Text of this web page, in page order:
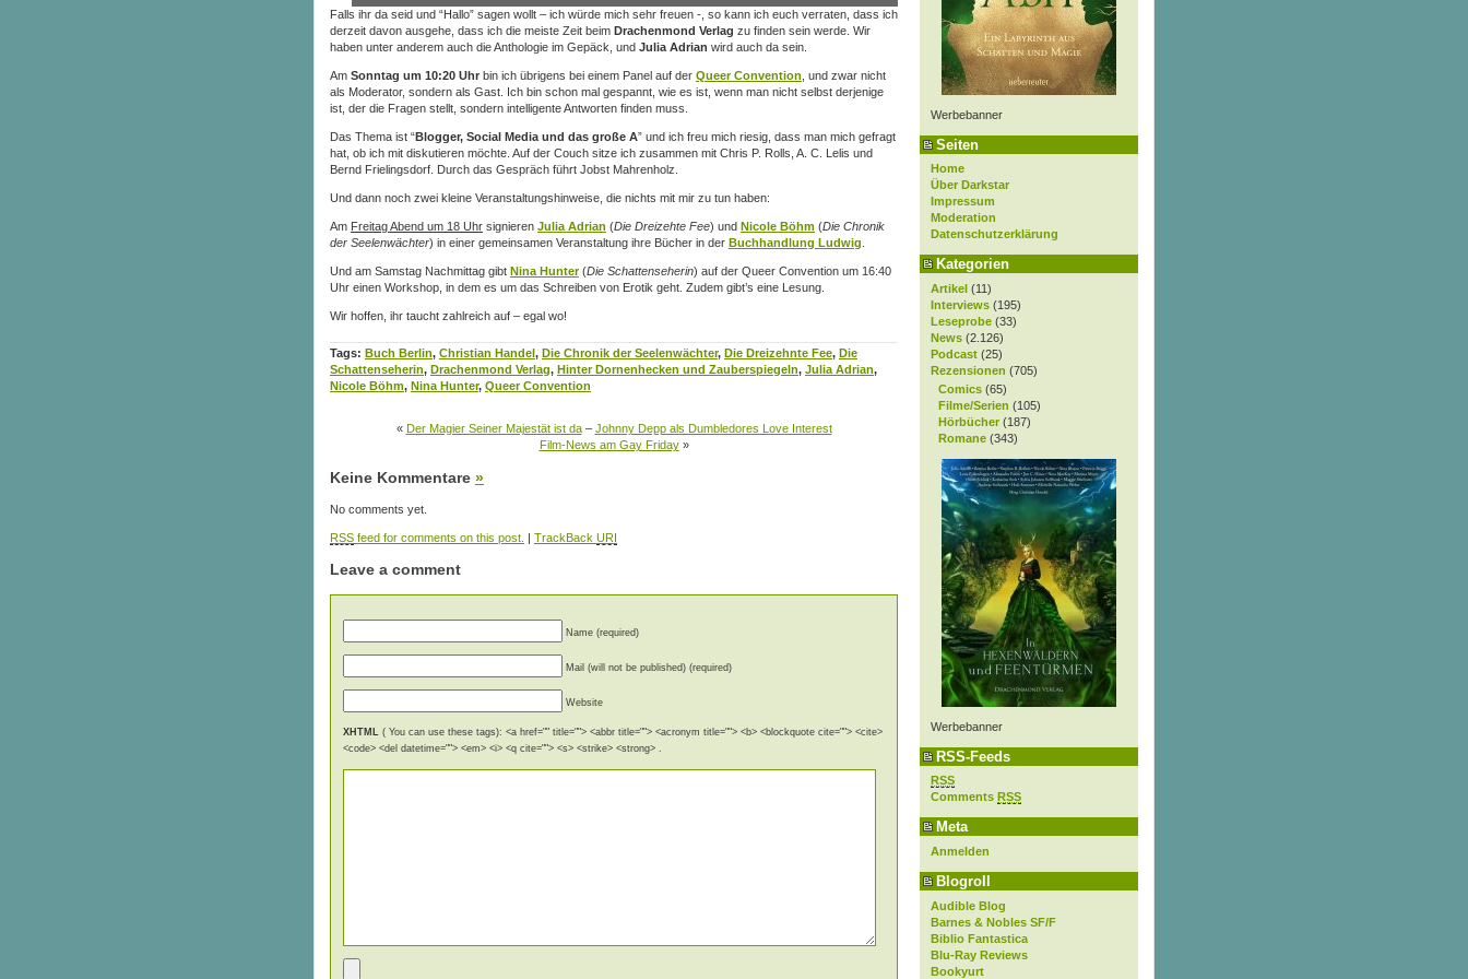
Werbebanner
Seiten
Home
Über Darkstar
Impressum
Moderation
Datenschutzerklärung
Kategorien
Artikel (11)
Interviews (195)
Leseprobe (33)
News (2.126)
Podcast (25)
Rezensionen (705)
Comics (65)
Filme/Serien (105)
Hörbücher (187)
Romane (343)
Werbebanner
RSS-Feeds
RSS
Comments RSS
Meta
Anmelden
Blogroll
Audible Blog
Barnes & Nobles SF/F
Biblio Fantastica
Blu-Ray Reviews
Bookyurt
Falls ihr da seid und “Hallo” sagen wollt – ich würde mich sehr freuen -, so kann ich euch verraten, dass ich
derzeit davon ausgehe, dass ich die meiste Zeit beim Drachenmond Verlag zu finden sein werde. Wir
haben unter anderem auch die Anthologie im Gepäck, und Julia Adrian wird auch da sein.
Am Sonntag um 10:20 Uhr bin ich übrigens bei einem Panel auf der Queer Convention , und zwar nicht
als Moderator, sondern als Gast. Ich bin schon mal gespannt, wie es ist, wenn man nicht selbst derjenige
ist, der die Fragen stellt, sondern intelligente Antworten finden muss.
Das Thema ist “Blogger, Social Media und das große A” und ich freu mich riesig, dass man mich gefragt
hat, ob ich mit diskutieren möchte. Auf der Couch sitze ich zusammen mit Chris P. Rolls, A. C. Lelis und
Bernd Frielingsdorf. Durch das Gespräch führt Jobst Mahrenholz.
Und dann noch zwei kleine Veranstaltungshinweise, die nichts mit mir zu tun haben:
Am Freitag Abend um 18 Uhr signieren Julia Adrian (Die Dreizehte Fee) und Nicole Böhm (Die Chronik
der Seelenwächter) in einer gemeinsamen Veranstaltung ihre Bücher in der Buchhandlung Ludwig
Und am Samstag Nachmittag gibt Nina Hunter(Die Schattenseherin) auf der Queer Convention um 16:40
Uhr einen Workshop, in dem es um das Schreiben von Erotik geht. Zudem gibt’s eine Lesung.
Wir hoffen, ihr taucht zahlreich auf – egal wo!
Tags: Buch Berlin, Christian Handel , Die Chronik der Seelenwächter, Die Dreizehnte Fee, Die
Schattenseherin, Drachenmond Verlag, Hinter Dornenhecken und Zauberspiegeln, Julia Adrian,
Nicole Böhm, Nina Hunter, Queer Convention
« Der Magier Seiner Majestät ist da– Johnny Depp als Dumbledores Love Interest
Film-News am Gay Friday»
Keine Kommentare »
No comments yet.
RSS feed for comments on this post. | TrackBack URI
Leave a comment
Name (required)
Mail (will not be published) (required)
Website
XHTML
( You can use these tags): <a href="" title=""> <abbr title=""> <acronym title=""> <b> <blockquote cite=""> <cite>
<code> <del datetime=""> <em> <i> <q cite=""> <s> <strike> <strong> .